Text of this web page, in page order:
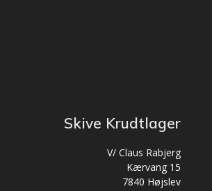
Skive Krudtlager
V/ Claus Rabjerg
Kærvang 15
7840 Højslev